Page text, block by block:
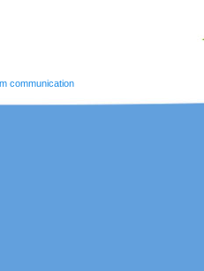
communication